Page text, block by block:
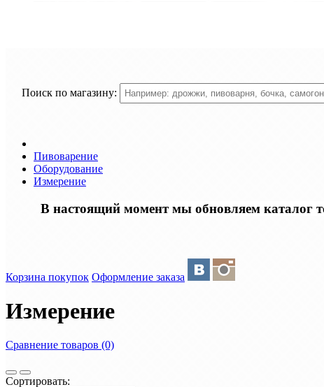
Поиск по магазину:
Пивоварение
Оборудование
Измерение
В настоящий момент мы обновляем каталог
Корзина покупок Оформление заказа
Измерение
Сравнение товаров (0)
Сортировать: